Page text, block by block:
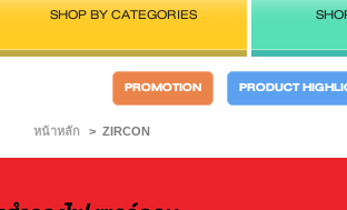
SHOP BY CATEGORIES
PROMOTION PRODUCT
หน้าหลัก > ZIRCON